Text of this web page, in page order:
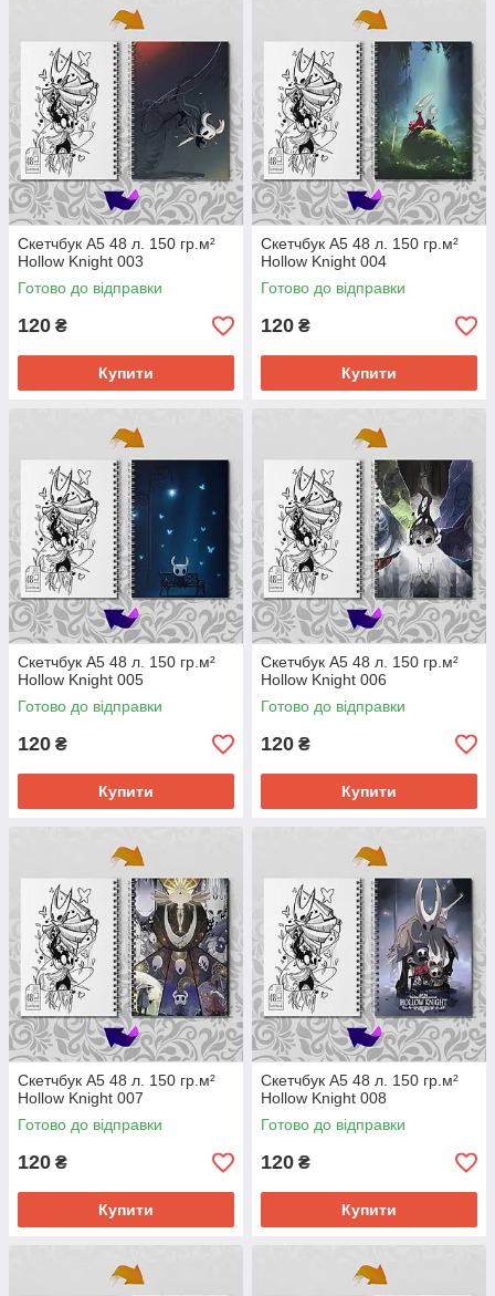
Скетчбук А5 48 л. 150 гр.м²
Hollow Knight 003
Готово до відправки
120 ₴
Купити
Скетчбук А5 48 л. 150 гр.м²
Hollow Knight 004
Готово до відправки
120 ₴
Купити
Скетчбук А5 48 л. 150 гр.м²
Hollow Knight 005
Готово до відправки
120 ₴
Купити
Скетчбук А5 48 л. 150 гр.м²
Hollow Knight 006
Готово до відправки
120 ₴
Купити
Скетчбук А5 48 л. 150 гр.м²
Hollow Knight 007
Готово до відправки
120 ₴
Купити
Скетчбук А5 48 л. 150 гр.м²
Hollow Knight 008
Готово до відправки
120 ₴
Купити